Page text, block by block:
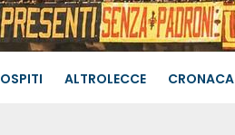
OSPITI ALTROLECCE CRONACA